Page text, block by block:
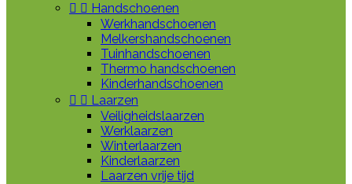
  Handschoenen
Werkhandschoenen
Melkershandschoenen
Tuinhandschoenen
Thermo handschoenen
Kinderhandschoenen
  Laarzen
Veiligheidslaarzen
Werklaarzen
Winterlaarzen
Kinderlaarzen
Laarzen vrije tijd